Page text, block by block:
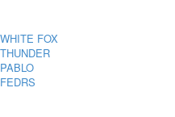
WHITE FOX
THUNDER
PABLO
FEDRS